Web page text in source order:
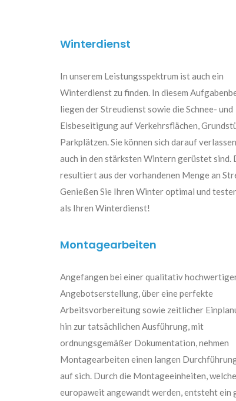
Winterdienst
In unserem Leistungsspektrum ist auch ein
Winterdienst zu finden. In diesem
liegen der Streudienst sowie die Schnee- und
Eisbeseitigung auf Verkehrsflächen,
Parkplätzen. Sie können sich darauf
auch in den stärksten Wintern gerüstet sind.
resultiert aus der vorhandenen Menge an
Genießen Sie Ihren Winter optimal und
als Ihren Winterdienst!
Montagearbeiten
Angefangen bei einer qualitativ
Angebotserstellung, über eine perfekte
Arbeitsvorbereitung sowie zeitlicher
hin zur tatsächlichen Ausführung, mit
ordnungsgemäßer Dokumentation, nehmen
Montagearbeiten einen langen
auf sich. Durch die Montageeinheiten, welche
europaweit angewandt werden, entsteht ein